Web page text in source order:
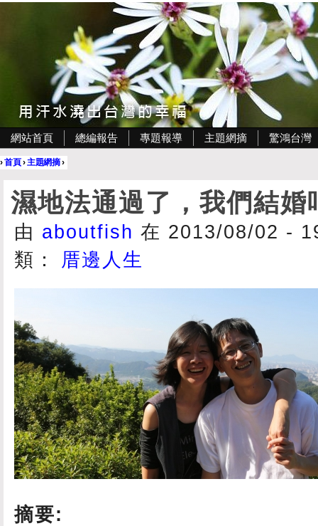
網站首頁 總編報告 專題報導 主題網摘 驚鴻台灣
›首頁›主題網摘›
濕地法通過了，我們結婚
由 aboutfish 在 2013/08/02 -
類：
厝邊人生
摘要: